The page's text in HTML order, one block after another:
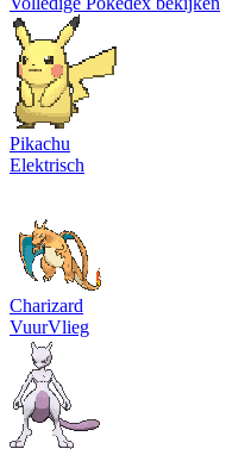
Pikachu
Elektrisch
Charizard
VuurVlieg